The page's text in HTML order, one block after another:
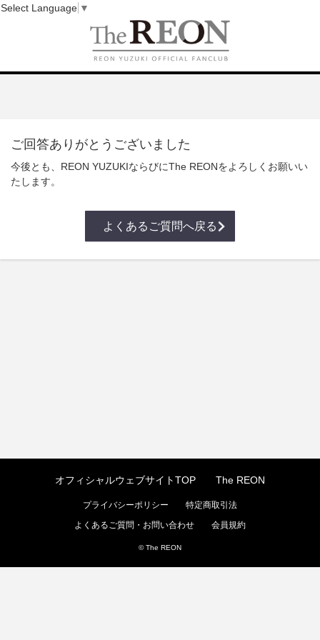
ご回答ありがとうございました
今後とも、REON YUZUKIならびにThe REONをよろしくお願いい
たします。
よくあるご質問へ戻る
オフィシャルウェブサイトTOP The REON
プライバシーポリシー
特定商取引法
よくあるご質問・お問い合わせ
会員規約
© The REON
Select Language ▼